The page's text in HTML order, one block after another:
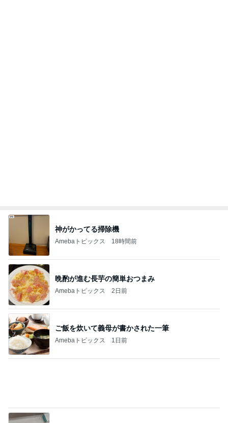
神がかってる掃除機
Amebaトピックス 18時間前
晩酌が進む長芋の簡単おつまみ
Amebaトピックス 2日前
ご飯を炊いて義母が書かされた一筆
Amebaトピックス 1日前